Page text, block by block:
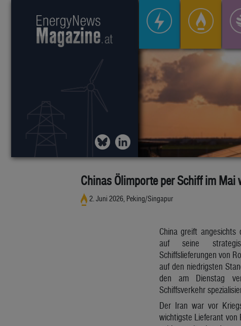
Chinas Ölimporte per Schiff im Mai
2. Juni 2026, Peking/Singapur
China greift
auf seine
Schiffslieferungen von
auf den niedrigsten
den am Dienstag
Schiffsverkehr
Der Iran war vor
wichtigste Lieferant von